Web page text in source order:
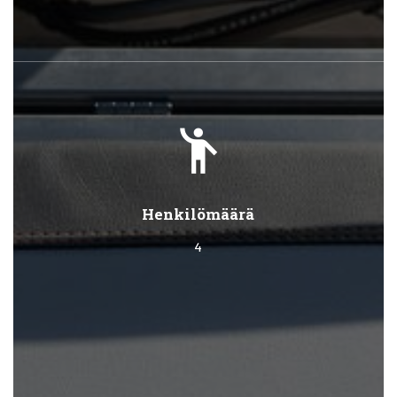
emoji_people
Henkilömäärä
4